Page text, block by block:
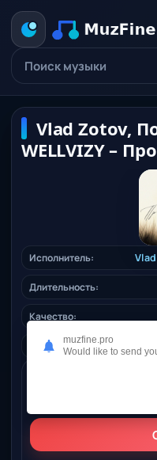
Vlad Zotov,
WELLVIZY –
Исполнитель:
Длительность:
Качество:
Жанр:
muzfine.pro
Would like to send